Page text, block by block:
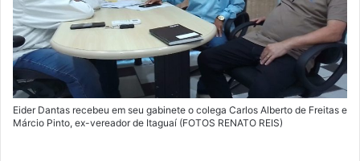
Eider Dantas recebeu em seu gabinete o colega Carlos Alberto de Freitas e
Márcio Pinto, ex-vereador de Itaguaí (FOTOS RENATO REIS)